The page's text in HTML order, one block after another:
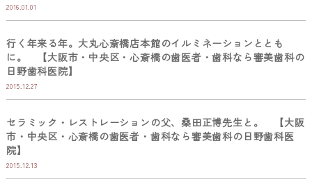
2016.01.01
行く年来る年。大丸心斎橋店本館のイルミネーションととも
に。 【大阪市・中央区・心斎橋の歯医者・歯科なら審美歯科の
日野歯科医院】
2015.12.27
セラミック・レストレーションの父、桑田正博先生と。 【大阪
市・中央区・心斎橋の歯医者・歯科なら審美歯科の日野歯科医
院】
2015.12.13